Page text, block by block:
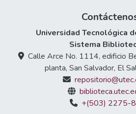
Universidad Tecnológica
Sistema
Calle Arce No. 1114, edificio
planta, San Salvador, El
+(503) 2275-